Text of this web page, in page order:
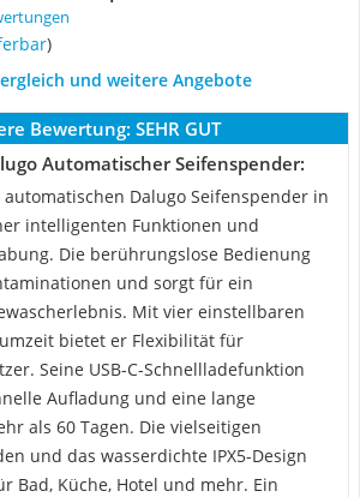
)
und weitere Angebote
Bewertung: SEHR GUT
Automatischer Seifenspender:
Dalugo Seifenspender in
intelligenten Funktionen und
Die berührungslose Bedienung
und sorgt für ein
Mit vier einstellbaren
bietet er Flexibilität für
Seine USB-C-Schnellladefunktion
Aufladung und eine lange
als 60 Tagen. Die vielseitigen
und das wasserdichte IPX5-Design
Bad, Küche, Hotel und mehr. Ein